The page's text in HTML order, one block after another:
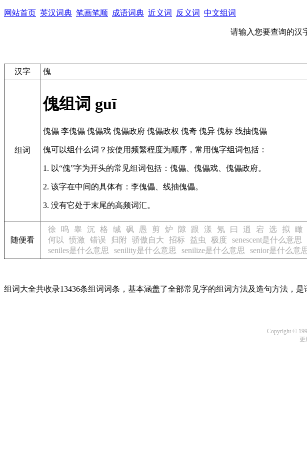
网站首页 英汉词典 笔画笔顺 成语词典 近义词 反义词 中文组词
请输入您要查询的汉
汉字 傀
组词
傀组词 guī
傀儡 李傀儡 傀儡戏 傀儡政府 傀儡政权 傀奇 傀异 傀标 线抽傀儡
傀可以组什么词？按使用频繁程度为顺序，常用傀字组词包括：
1. 以“傀”字为开头的常见组词包括：傀儡、傀儡戏、傀儡政府。
2. 该字在中间的具体有：李傀儡、线抽傀儡。
3. 没有它处于末尾的高频词汇。
随便看
徐 呜 睾 沉 格 缄 砜 愚 剪 炉 隙 跟 漾 氖 曰 逍 宕 选 拟 瞰
何以
愤激 错误 归附 骄傲自大 招标 益虫 极度 senescent是什么意思
seniles是什么意思
senility是什么意思 senilize是什么意思 senior是什么意
组词大全共收录13436条组词词条，基本涵盖了全部常见字的组词方法及造句方法，是
Copyright ©
更